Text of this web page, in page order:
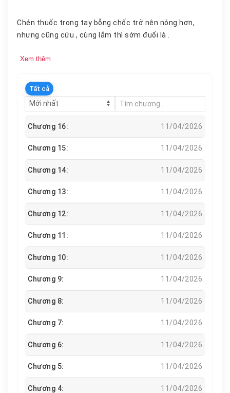
Chén thuốc trong tay bỗng chốc trở nên nóng hơn,
nhưng cũng cứu , cùng lắm thì sớm đuổi là .
Xem thêm
Tất cả
Chương 16: 11/04/2026
Chương 15: 11/04/2026
Chương 14: 11/04/2026
Chương 13: 11/04/2026
Chương 12: 11/04/2026
Chương 11: 11/04/2026
Chương 10: 11/04/2026
Chương 9: 11/04/2026
Chương 8: 11/04/2026
Chương 7: 11/04/2026
Chương 6: 11/04/2026
Chương 5: 11/04/2026
Chương 4: 11/04/2026